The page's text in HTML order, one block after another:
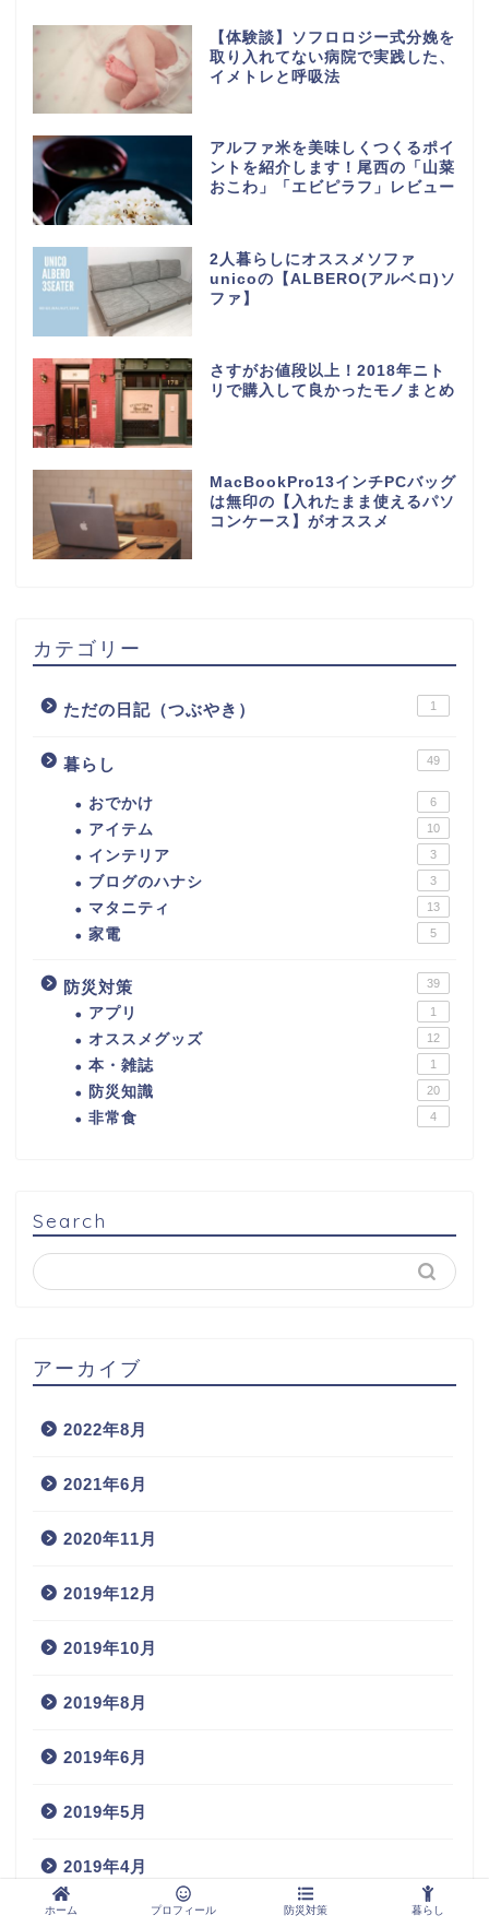
【体験談】ソフロロジー式分娩を
取り入れてない病院で実践した、
イメトレと呼吸法
アルファ米を美味しくつくるポイ
ントを紹介します！尾西の「山菜
おこわ」「エビピラフ」レビュー
2人暮らしにオススメソファ
unicoの【ALBERO(アルベロ)ソ
ファ】
さすがお値段以上！2018年ニト
リで購入して良かったモノまとめ
MacBookPro13インチPCバッグ
は無印の【入れたまま使えるパソ
コンケース】がオススメ
カテゴリー
ただの日記（つぶやき） 1
暮らし 49
おでかけ 6
アイテム 10
インテリア 3
ブログのハナシ 3
マタニティ 13
家電 5
防災対策 39
アプリ 1
オススメグッズ 12
本・雑誌 1
防災知識 20
非常食 4
Search
アーカイブ
2022年8月
2021年6月
2020年11月
2019年12月
2019年10月
2019年8月
2019年6月
2019年5月
2019年4月
2019年3月
ホーム プロフィール 防災対策 暮らし